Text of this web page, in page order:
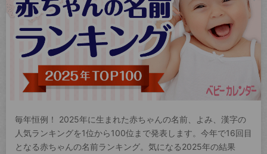
毎年恒例！ 2025年に生まれた赤ちゃんの名前、よみ、漢字の
人気ランキングを1位から100位まで発表します。今年で16回目
となる赤ちゃんの名前ランキング。気になる2025年の結果